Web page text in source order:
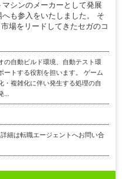
シンのメーカーとして発展
も参入をいたしました。 そ
場をリードしてきたセガのコ
の自動ビルド環境、自動テスト環
ートする役割を担います。 ゲーム
・複雑化に伴い発生する処理の自
細は転職エージェントへお問い合